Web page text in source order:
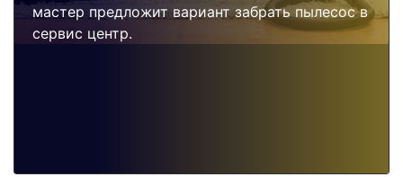
мастер предложит вариант забрать пылесос в
сервис центр.